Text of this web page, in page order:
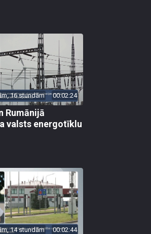
16 stundām 00:02:24
Rumānijā
valsts energotīklu
14 stundām 00:02:44